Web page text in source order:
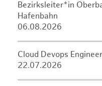
Bezirksleiter*in
Hafenbahn
06.08.2026
Cloud Devops
22.07.2026